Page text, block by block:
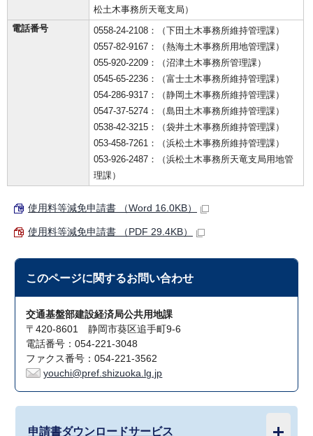
松土木事務所天竜支局）
電話番号
0558-24-2108：（下田土木事務所維持管理課）
0557-82-9167：（熱海土木事務所用地管理課）
055-920-2209：（沼津土木事務所管理課）
0545-65-2236：（富士土木事務所維持管理課）
054-286-9317：（静岡土木事務所維持管理課）
0547-37-5274：（島田土木事務所維持管理課）
0538-42-3215：（袋井土木事務所維持管理課）
053-458-7261：（浜松土木事務所維持管理課）
053-926-2487：（浜松土木事務所天竜支局用地管
理課）
使用料等減免申請書 （Word 16.0KB）
使用料等減免申請書 （PDF 29.4KB）
このページに関するお問い合わせ
交通基盤部建設経済局公共用地課
〒420-8601 静岡市葵区追手町9-6
電話番号：054-221-3048
ファクス番号：054-221-3562
youchi@pref.shizuoka.lg.jp
申請書ダウンロードサービス